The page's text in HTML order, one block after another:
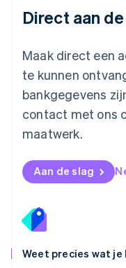
Direct aan
Maak direct een
te kunnen
bankgegevens
contact met ons
maatwerk.
Aan de slag
Weet precies wat
Mexico
Español English
NederlandsEnglish
Nieuw-Zeeland
English
Noorwegen
English
DeutschEnglish
English
Portugal
Roemenië
English
English简体中文